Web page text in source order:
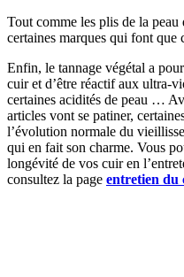
Tout comme les plis de la
certaines marques qui font que
Enfin, le tannage végétal a
cuir et d’être réactif aux ultra-
certaines acidités de peau …
articles vont se patiner,
l’évolution normale du
qui en fait son charme. Vous
longévité de vos cuir en
consultez la page entretien du